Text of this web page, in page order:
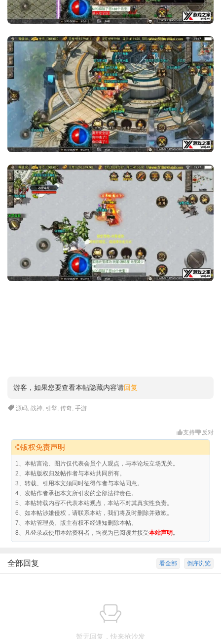
游客，如果您要查看本帖隐藏内容请回复
源码 ,战神 引擎 ,传奇 ,手游
支持 反对
©版权免责声明
1、本帖言论、图片仅代表会员个人观点，与本论坛立场无关。
2、本帖版权归发帖作者与本站共同所有。
3、转载、引用本文须同时征得作者与本站同意。
4、发帖作者承担本文所引发的全部法律责任。
5、本帖转载内容不代表本站观点，本站不对其真实性负责。
6、如本帖涉嫌侵权，请联系本站，我们将及时删除并致歉。
7、本站管理员、版主有权不经通知删除本帖。
8、凡登录或使用本站资料者，均视为已阅读并接受本站声明 。
倒序浏览
看全部
全部回复
暂无回复，快来抢沙发